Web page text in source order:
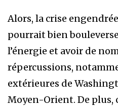
Alors, la crise
pourrait bien
l’énergie et avoir de
répercussions,
extérieures de
Moyen-Orient. De plus,